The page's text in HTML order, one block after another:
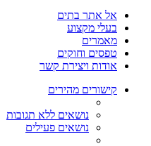
אל אתר בתים
בעלי מקצוע
מאמרים
טפסים וחוקים
אודות ויצירת קשר
קישורים מהירים
נושאים ללא תגובות
נושאים פעילים